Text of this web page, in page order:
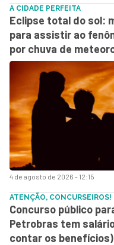
4 de agosto de 2026 - 12:15
A CIDADE PERFEITA
Eclipse total do sol:
para assistir ao
por chuva de
ATENÇÃO, CONCURSEIROS!
Concurso público
Petrobras tem
contar os benefícios)